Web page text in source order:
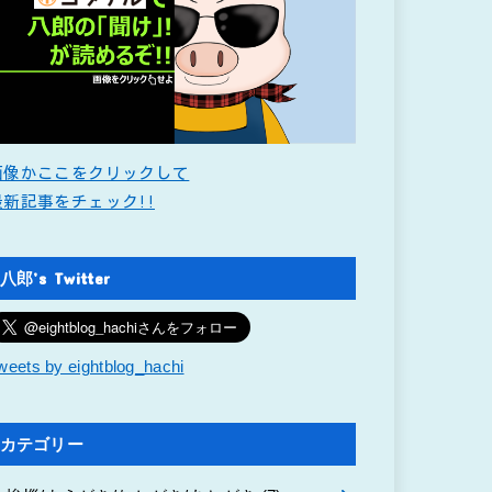
像かここをクリックして
新記事をチェック!!
八郎’s Twitter
by eightblog_hachi
カテゴリー